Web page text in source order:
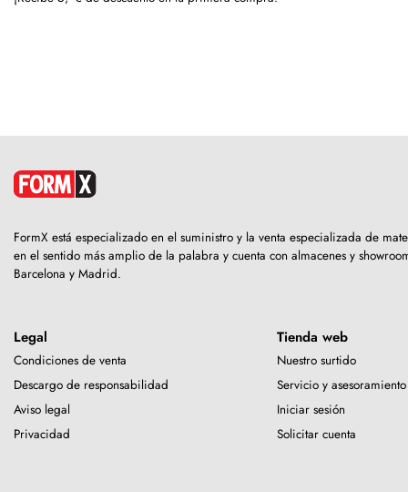
FormX está especializado en el suministro y la venta especializada de
en el sentido más amplio de la palabra y cuenta con almacenes y
Barcelona y Madrid.
Legal
Condiciones de venta
Descargo de responsabilidad
Aviso legal
Privacidad
Tienda web
Nuestro surtido
Servicio y asesoramiento
Iniciar sesión
Solicitar cuenta